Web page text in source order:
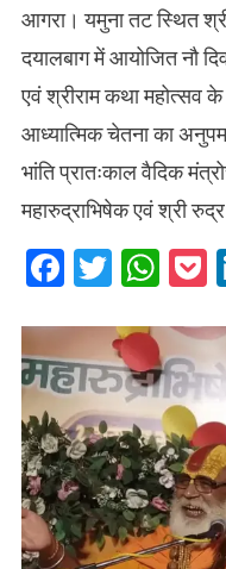
आगरा। यमुना तट स्थित
दयालबाग में आयोजित नौ
एवं श्रीराम कथा महोत्सव
आध्यात्मिक चेतना का
भांति प्रातःकाल वैदिक
महारुद्राभिषेक एवं श्री
Facebook